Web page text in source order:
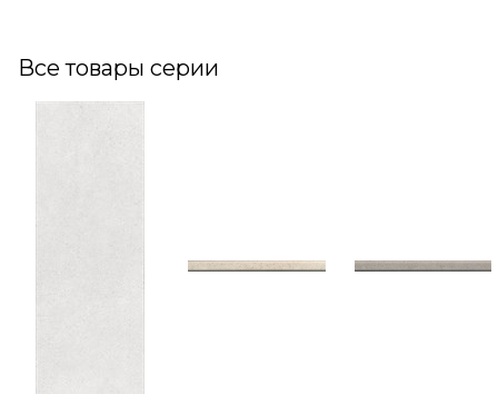
Все товары серии